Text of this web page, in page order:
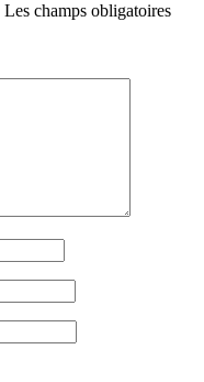
Les champs obligatoires